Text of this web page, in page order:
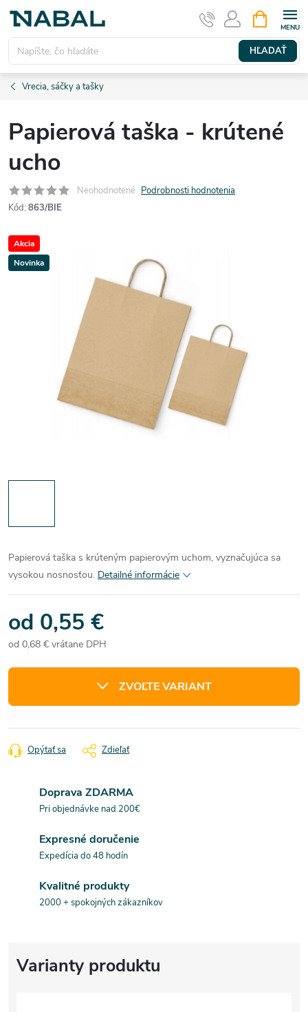
Prejsť
obsah
HĽADAŤ
KOŠÍK
Vrecia, sáčky a tašky
Papierová taška - krútené
ucho
Neohodnotené Podrobnosti hodnotenia
Kód: 863/BIE
Akcia
Novinka
Papierová taška s krúteným papierovým uchom, vyznačujúca sa
vysokou nosnosťou. Detailné informácie
od 0,55 €
od 0,68 € vrátane DPH
cena:
ZVOĽTE VARIANT
Opýtať sa Zdieľať
Doprava ZDARMA
Pri objednávke nad 200€
Expresné doručenie
Expedícia do 48 hodín
Kvalitné produkty
2000 + spokojných zákazníkov